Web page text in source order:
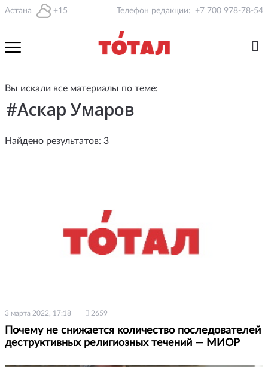
Астана +15 Телефон редакции: +7 700 978-78-54
Вы искали все материалы по теме:
Найдено результатов: 3
3 марта 2022, 17:18 2659
Почему не снижается количество последователей
деструктивных религиозных течений — МИОР